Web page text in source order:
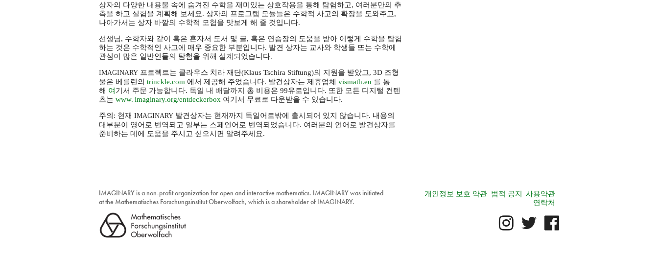
상자의 다양한 내용물 속에 숨겨진 수학을 재미있는 상호작용을 통해 탐험하고, 여러분만의 추
측을 하고 실험을 계획해 보세요. 상자의 프로그램 모듈들은 수학적 사고의 확장을 도와주고,
나아가서는 상자 바깥의 수학적 모험을 맛보게 해 줄 것입니다.
선생님, 수학자와 같이 혹은 혼자서 도서 및 글, 혹은 연습장의 도움을 받아 이렇게 수학을 탐험
하는 것은 수학적인 사고에 매우 중요한 부분입니다. 발견 상자는 교사와 학생들 또는 수학에
관심이 많은 일반인들의 탐험을 위해 설계되었습니다.
IMAGINARY 프로젝트는 클라우스 치라 재단(Klaus Tschira Stiftung)의 지원을 받았고, 3D 조형
물은 베를린의 trinckle.com 에서 제공해 주었습니다. 발견상자는 제휴업체 vismath.eu 를 통
해 여 기서 주문 가능합니다. 독일 내 배달까지 총 비용은 99유로입니다. 또한 모든 디지털 컨텐
츠는 www. imaginary.org/entdeckerbox 여기서 무료로 다운받을 수 있습니다.
주의: 현재 IMAGINARY 발견상자는 현재까지 독일어로밖에 출시되어 있지 않습니다. 내용의
대부분이 영어로 번역되고 일부는 스페인어로 번역되었습니다. 여러분의 언어로 발견상자를
준비하는 데에 도움을 주시고 싶으시면 알려주세요.
IMAGINARY is a non-profit organization for open and interactive mathematics. IMAGINARY was initiated
at the Mathematisches Forschungsinstitut Oberwolfach, which is a shareholder of IMAGINARY.
사용약관
법적 공지
개인정보 보호 약관
연락처